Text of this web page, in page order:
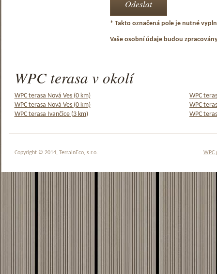
* Takto označená pole je nutné
Vaše osobní údaje budou
WPC terasa v okolí
WPC terasa Nová Ves (0 km)
WPC
WPC terasa Nová Ves (0 km)
WPC
WPC terasa Ivančice (3 km)
WPC
WPC
Copyright © 2014, TerrainEco, s.r.o.